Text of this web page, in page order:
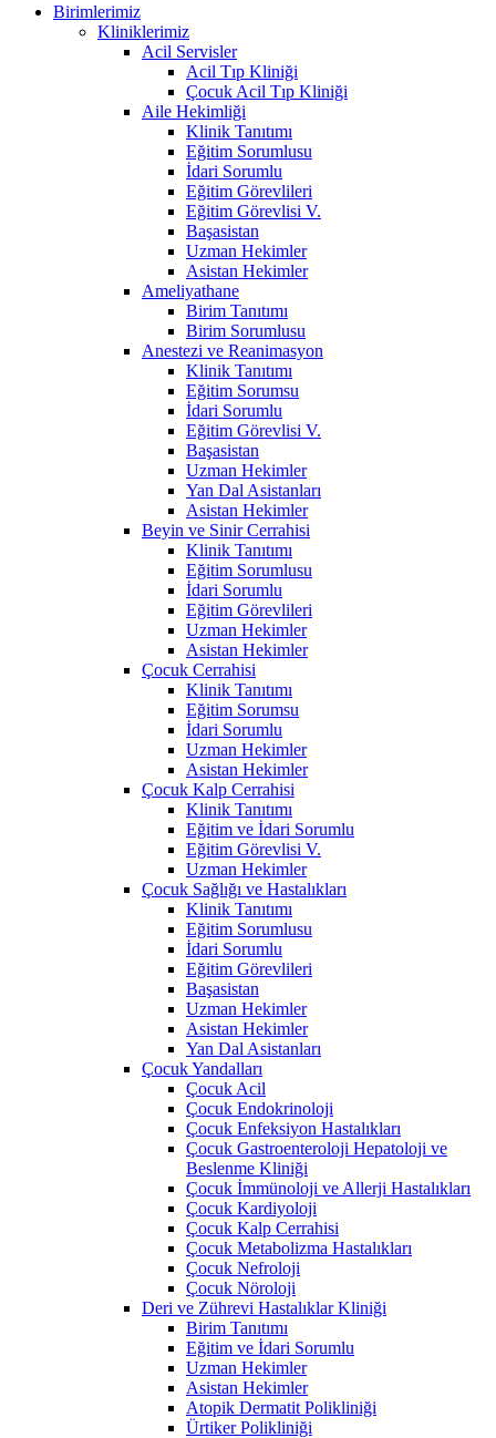
Birimlerimiz
Kliniklerimiz
Acil Servisler
Acil Tıp Kliniği
Çocuk Acil Tıp Kliniği
Aile Hekimliği
Klinik Tanıtımı
Eğitim Sorumlusu
İdari Sorumlu
Eğitim Görevlileri
Eğitim Görevlisi V.
Başasistan
Uzman Hekimler
Asistan Hekimler
Ameliyathane
Birim Tanıtımı
Birim Sorumlusu
Anestezi ve Reanimasyon
Klinik Tanıtımı
Eğitim Sorumsu
İdari Sorumlu
Eğitim Görevlisi V.
Başasistan
Uzman Hekimler
Yan Dal Asistanları
Asistan Hekimler
Beyin ve Sinir Cerrahisi
Klinik Tanıtımı
Eğitim Sorumlusu
İdari Sorumlu
Eğitim Görevlileri
Uzman Hekimler
Asistan Hekimler
Çocuk Cerrahisi
Klinik Tanıtımı
Eğitim Sorumsu
İdari Sorumlu
Uzman Hekimler
Asistan Hekimler
Çocuk Kalp Cerrahisi
Klinik Tanıtımı
Eğitim ve İdari Sorumlu
Eğitim Görevlisi V.
Uzman Hekimler
Çocuk Sağlığı ve Hastalıkları
Klinik Tanıtımı
Eğitim Sorumlusu
İdari Sorumlu
Eğitim Görevlileri
Başasistan
Uzman Hekimler
Asistan Hekimler
Yan Dal Asistanları
Çocuk Yandalları
Çocuk Acil
Çocuk Endokrinoloji
Çocuk Enfeksiyon Hastalıkları
Çocuk Gastroenteroloji Hepatoloji ve
Beslenme Kliniği
Çocuk İmmünoloji ve Allerji Hastalıkları
Çocuk Kardiyoloji
Çocuk Kalp Cerrahisi
Çocuk Metabolizma Hastalıkları
Çocuk Nefroloji
Çocuk Nöroloji
Deri ve Zührevi Hastalıklar Kliniği
Birim Tanıtımı
Eğitim ve İdari Sorumlu
Uzman Hekimler
Asistan Hekimler
Atopik Dermatit Polikliniği
Ürtiker Polikliniği